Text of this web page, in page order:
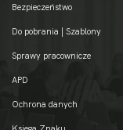
Bezpieczeństwo
Do pobrania | Szablony
Sprawy pracownicze
APD
Ochrona danych